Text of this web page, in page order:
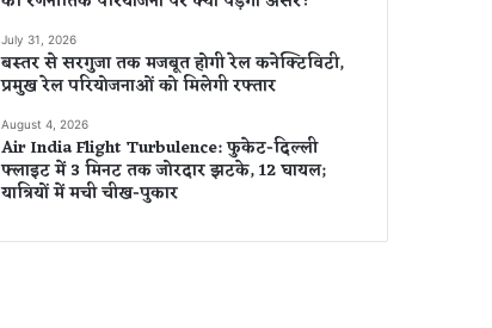
July 31, 2026
बस्तर से सरगुजा तक मजबूत होगी रेल कनेक्टिविटी,
प्रमुख रेल परियोजनाओं को मिलेगी रफ्तार
August 4, 2026
Air India Flight Turbulence: फुकेट-दिल्ली
फ्लाइट में 3 मिनट तक जोरदार झटके, 12 घायल;
यात्रियों में मची चीख-पुकार